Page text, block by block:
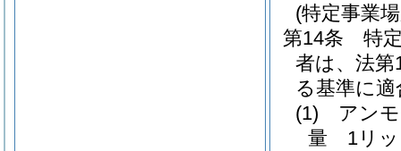
(特定事業
第14条
特
者は、法
る基準に
(1)
アン
量 1リッ